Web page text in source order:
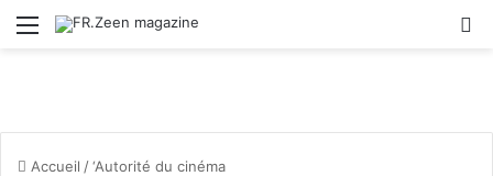
Menu
Accueil /‘Autorité du cinéma